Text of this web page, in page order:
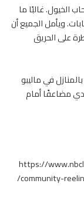
الخيول. غالبًا ما
ويأمل الجميع أن
على الحريق
في ماليبو
مضاعفًا أمام
https://
community-